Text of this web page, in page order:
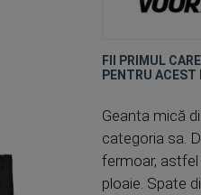
FII PRIMUL
PENTRU ACEST
Geanta mică
categoria sa.
fermoar,
ploaie. Spate